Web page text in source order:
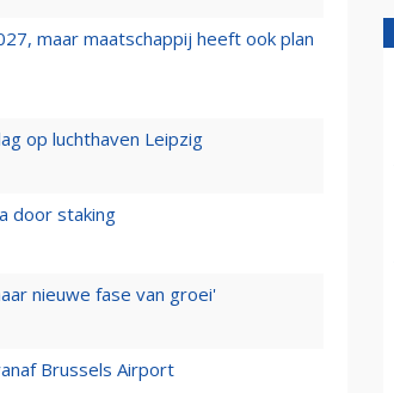
maar maatschappij heeft ook plan
op luchthaven Leipzig
door staking
nieuwe fase van groei'
Brussels Airport